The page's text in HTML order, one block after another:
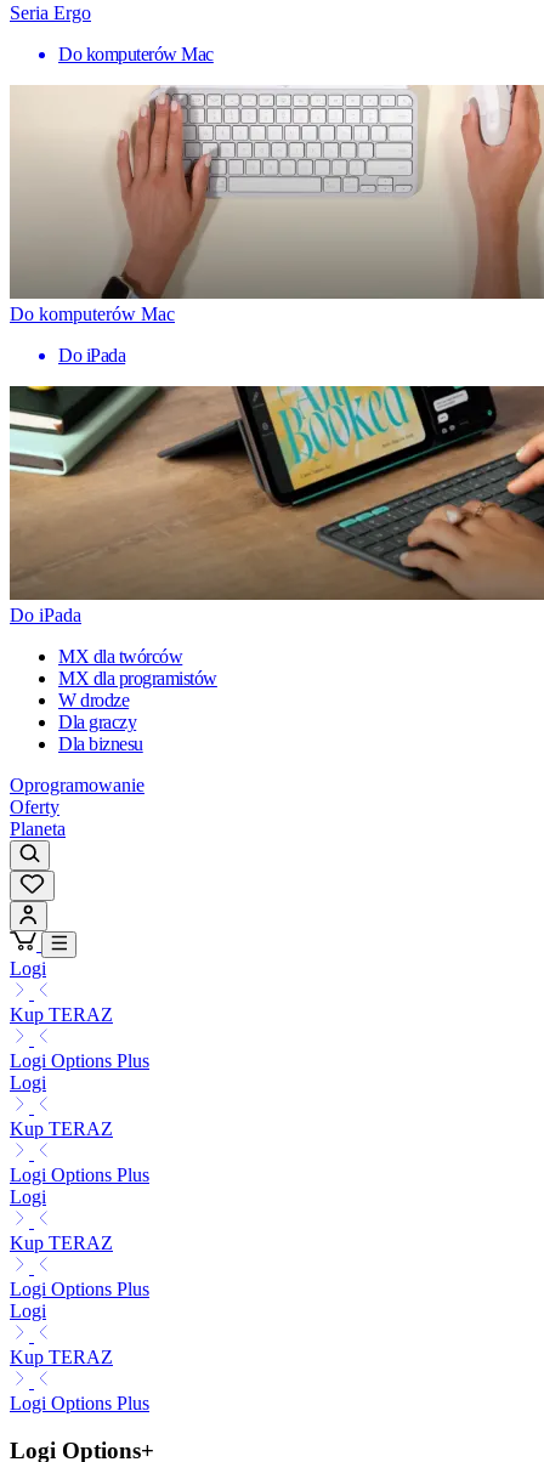
Seria Ergo
Do komputerów Mac
Do komputerów Mac
Do iPada
Do iPada
MX dla twórców
MX dla programistów
W drodze
Dla graczy
Dla biznesu
Oprogramowanie
Oferty
Planeta
Logi
Kup TERAZ
Logi Options Plus
Logi
Kup TERAZ
Logi Options Plus
Logi
Kup TERAZ
Logi Options Plus
Logi
Kup TERAZ
Logi Options Plus
Logi Options+